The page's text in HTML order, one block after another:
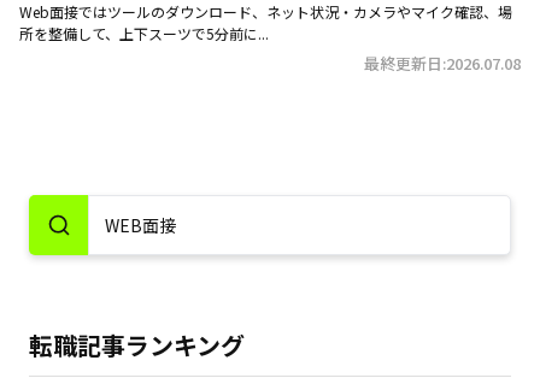
Web面接ではツールのダウンロード、ネット状況・カメラやマイク確認、場
所を整備して、上下スーツで5分前に...
最終更新日:2026.07.08
転職記事ランキング